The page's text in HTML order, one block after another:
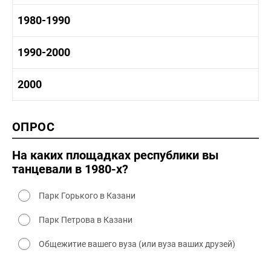
1960-1970 промышленность
1960-1970 культура
1970-1980 история
1970-1980 культура
1970 - 1980 быт
1980-1990
1980 -1990 история
1980-1990 культура
1990-2000
1990-2000 культура
2000
2000 промышленность
2000 культура
ОПРОС
На каких площадках республики вы
танцевали в 1980-х?
Парк Горького в Казани
Парк Петрова в Казани
Общежитие вашего вуза (или вуза ваших друзей)